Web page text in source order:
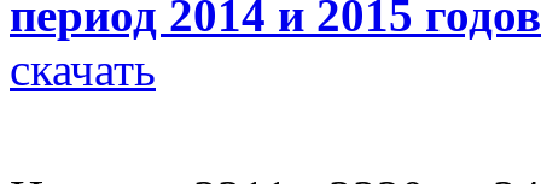
период 2014 и 2015 годов
скачать